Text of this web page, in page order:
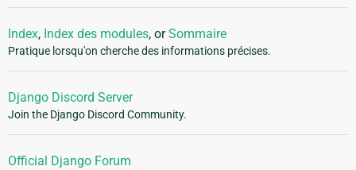
Index, Index des modules, orSommaire
Pratique lorsqu'on cherche des informations précises.
Django Discord Server
Join the Django Discord Community.
Official Django Forum